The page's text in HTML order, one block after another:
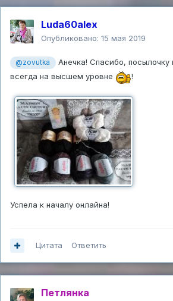
Luda60alex
Опубликовано: 15 мая 2019
@zovutka
Анечка! Спасибо, посылочку
всегда на высшем уровне
!
Успела к началу онлайна!
Цитата Ответить
Петлянка